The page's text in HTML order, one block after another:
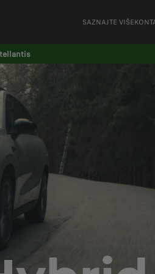
SAZNAJTE VIŠE